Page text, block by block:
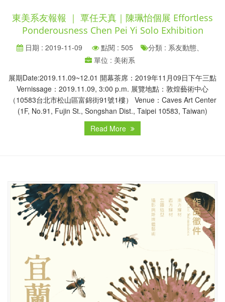
東美系友報報 ｜ 覃任天真｜陳珮怡個展 Effortless
Ponderousness Chen Pei Yi Solo Exhibition
日期 : 2019-11-09 點閱 : 505
分類 : 系友動態、
單位 : 美術系
展期Date:2019.11.09~12.01 開幕茶席：2019年11月09日下午三點
Vernissage：2019.11.09, 3:00 p.m. 展覽地點：敦煌藝術中心
（10583台北市松山區富錦街91號1樓） Venue：Caves Art Center
(1F, No.91, Fujin St., Songshan Dist., Taipei 10583, Taiwan)
Read More